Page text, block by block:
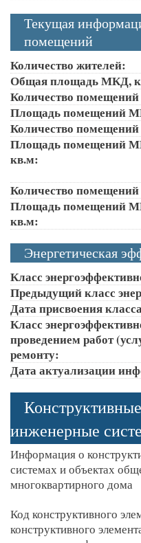
Текущая
помещений
Количество жителей:
Общая площадь МКД,
Количество
Площадь помещений
Количество
Площадь помещений
кв.м:
Количество
Площадь помещений
кв.м:
Энергетическая
Класс
Предыдущий класс
Дата присвоения
Класс
проведением работ
ремонту:
Дата актуализации
инженерные
Информация о
системах и объектах
многоквартирного дома
Код конструктивного
конструктивного